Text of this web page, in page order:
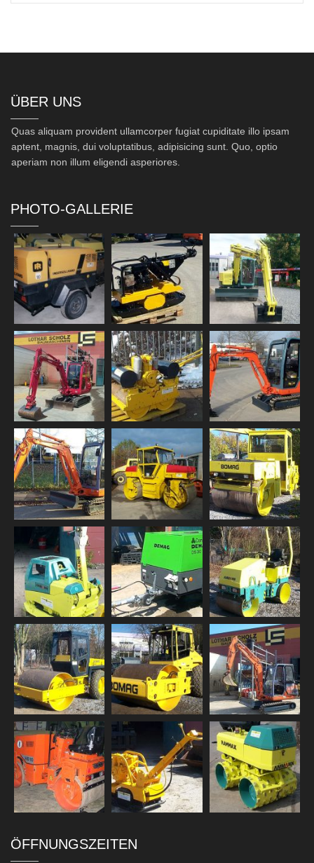
ÜBER UNS
Quas aliquam provident ullamcorper fugiat cupiditate illo ipsam
aptent, magnis, dui voluptatibus, adipisicing sunt. Quo, optio
aperiam non illum eligendi asperiores.
PHOTO-GALLERIE
ÖFFNUNGSZEITEN